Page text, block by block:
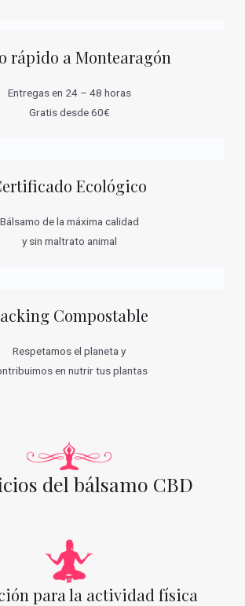
rápido a Montearagón
Entregas en 24 – 48 horas
Gratis desde 60€
Ecológico
Bálsamo de la máxima calidad
y sin maltrato animal
Compostable
Respetamos el planeta y
en nutrir tus plantas
del bálsamo CBD
para la actividad física